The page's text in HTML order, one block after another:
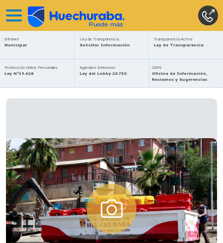
Intranet
Municipal
Ley de Transparencia
Solicitar Información
Transparencia Activa
Ley de Transparencia
Protección Datos Personales
Ley N°19.628
Agenda e Intereses
Ley del Lobby 20.730
OIRS
Oficina de Información,
Reclamos y Sugerencias